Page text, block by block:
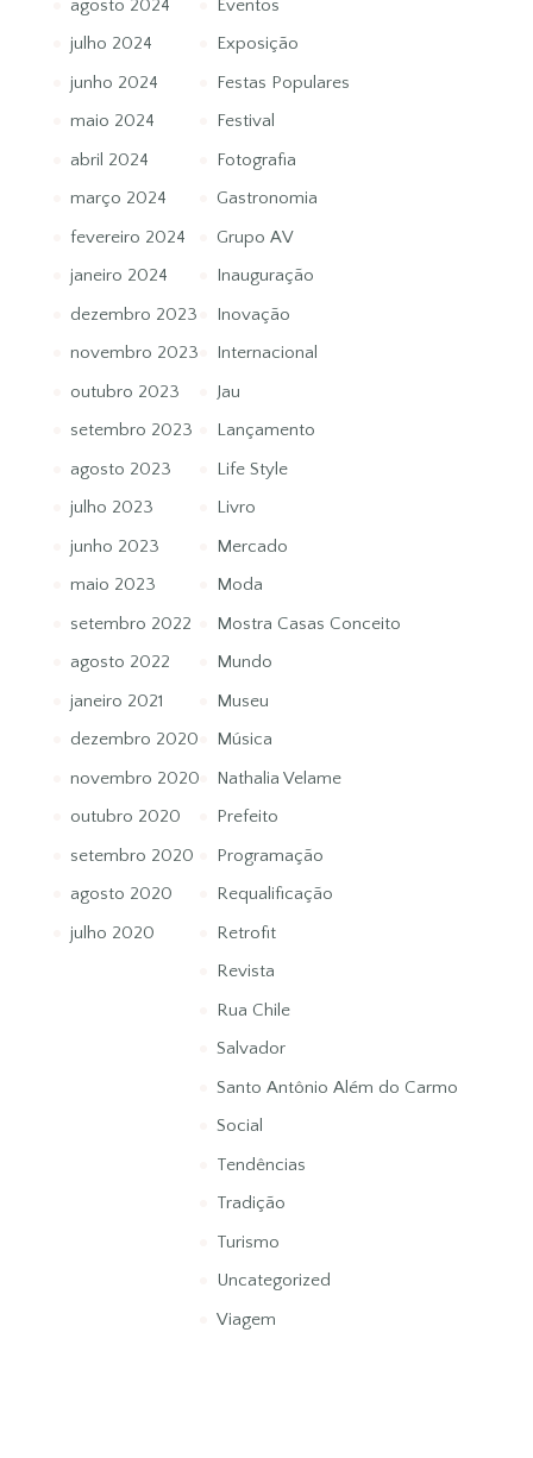
agosto 2024
julho 2024
junho 2024
maio 2024
abril 2024
março 2024
fevereiro 2024
janeiro 2024
dezembro 2023
novembro 2023
outubro 2023
setembro 2023
agosto 2023
julho 2023
junho 2023
maio 2023
setembro 2022
agosto 2022
janeiro 2021
dezembro 2020
novembro 2020
outubro 2020
setembro 2020
agosto 2020
julho 2020
Eventos
Exposição
Festas Populares
Festival
Fotografia
Gastronomia
Grupo AV
Inauguração
Inovação
Internacional
Jau
Lançamento
Life Style
Livro
Mercado
Moda
Mostra Casas Conceito
Mundo
Museu
Música
Nathalia Velame
Prefeito
Programação
Requalificação
Retrofit
Revista
Rua Chile
Salvador
Santo Antônio Além do Carmo
Social
Tendências
Tradição
Turismo
Uncategorized
Viagem